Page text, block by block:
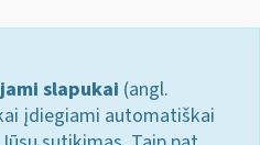
slapukai (angl.
įdiegiami automatiškai